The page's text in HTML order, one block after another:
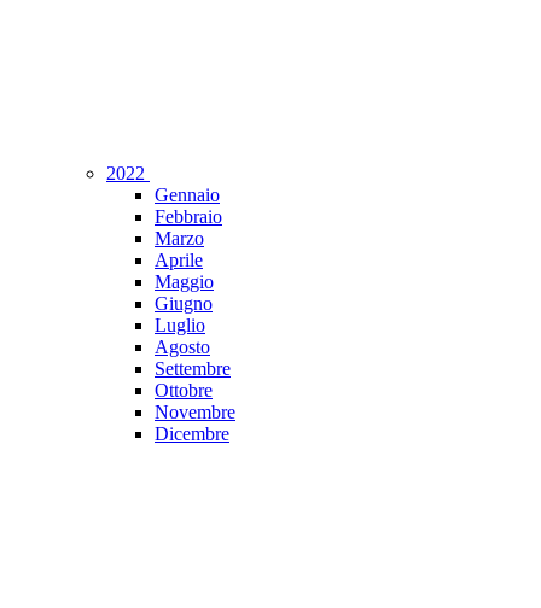
2022
Gennaio
Febbraio
Marzo
Aprile
Maggio
Giugno
Luglio
Agosto
Settembre
Ottobre
Novembre
Dicembre